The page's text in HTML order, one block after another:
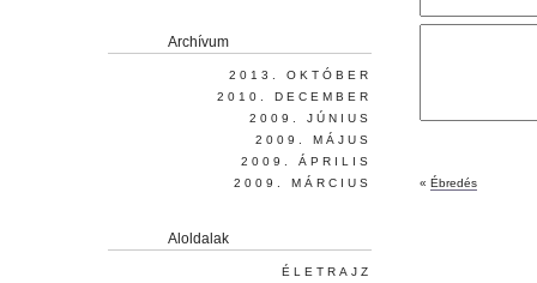
« Ébredés
Archívum
2013. OKTÓBER
2010. DECEMBER
2009. JÚNIUS
2009. MÁJUS
2009. ÁPRILIS
2009. MÁRCIUS
Aloldalak
ÉLETRAJZ